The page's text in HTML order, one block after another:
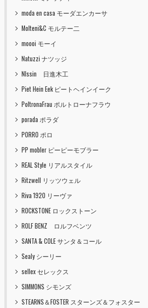
moda en casa モーダエンカーサ
Molteni&C モルテー二
moooi モーイ
Natuzzi ナツッジ
NIssin 日進木工
Piet Hein Eek ピートヘインイーク
PoltronaFrau ポルトローナフラウ
porada ポラダ
PORRO ポロ
PP mobler ピーピーモブラー
REAL Style リアルスタイル
Ritzwell リッツウェル
Riva 1920 リーヴァ
ROCKSTONE ロックストーン
ROLF BENZ ロルフベンツ
SANTA & COLE サンタ＆コール
Sealy シーリー
sellex セレックス
SIMMONS シモンズ
STEARNS＆FOSTER スターンズ＆フォスター